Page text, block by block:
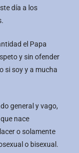
día a los
el Papa
y sin ofender
si soy y a mucha
general y vago,
nace
o solamente
o bisexual.